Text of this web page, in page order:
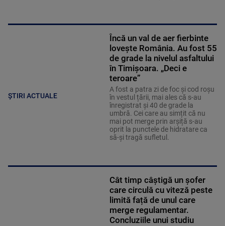
ȘTIRI ACTUALE
Încă un val de aer fierbinte
lovește România. Au fost 55
de grade la nivelul asfaltului
în Timișoara. „Deci e
teroare”
A fost a patra zi de foc și cod roșu
în vestul țării, mai ales că s-au
înregistrat și 40 de grade la
umbră. Cei care au simțit că nu
mai pot merge prin arșiță s-au
oprit la punctele de hidratare ca
să-și tragă sufletul.
Cât timp câștigă un șofer
care circulă cu viteză peste
limită față de unul care
merge regulamentar.
Concluziile unui studiu